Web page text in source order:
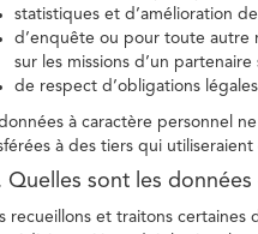
statistiques et d’amélioration
d’enquête ou pour toute autre
sur les missions d’un
de respect d’obligations
à caractère personnel
à des tiers qui
Quelles sont les
recueillons et traitons certaines